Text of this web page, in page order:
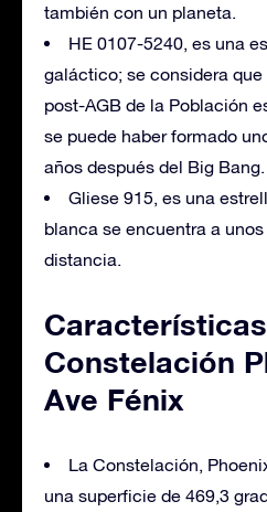
también con un planeta.
HE 0107-5240, es una
galáctico; se considera
post-AGB de la Población
se puede haber formado
años después del Big Bang.
Gliese 915, es una
blanca se encuentra a
distancia.
Constelación
Ave Fénix
La Constelación,
una superficie de 469,3